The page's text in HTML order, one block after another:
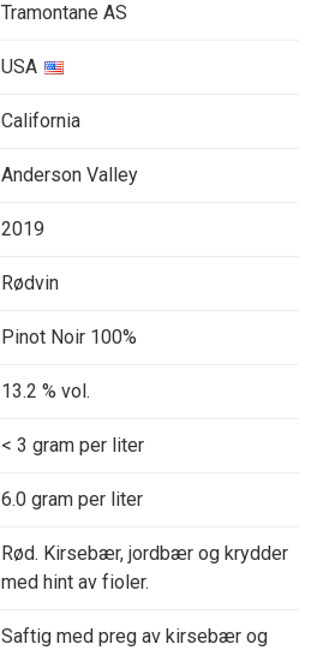
Tramontane AS
USA
California
Anderson Valley
2019
Rødvin
Pinot Noir 100%
13.2 % vol.
< 3 gram per liter
6.0 gram per liter
Rød. Kirsebær, jordbær og krydder
med hint av fioler.
Saftig med preg av kirsebær og